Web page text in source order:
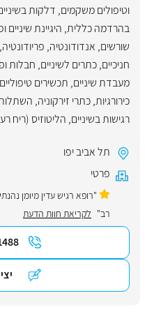
וטיפולים משקמים, דלקות
בהרדמה כללית, היגיינת שיניים
שורשים, אנדודונטיה, פריודונטיה,
חניכיים,כתרים לשיניים, חבלות
מעבדת שיניים, תכשירים
כירורגיות,כתרי זירקוניה,
רגישות בשיניים, הליטוזיס (ריח
תל אביב יפו
פרטי
"רופא רגיש עדין מיומן
רב" לקריאת חוות הדעת